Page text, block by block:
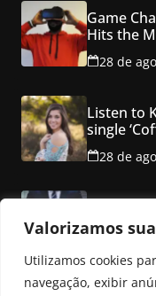
Valorizamos
Utilizamos cookies
navegação, exibir
Game
Hits the
28 de
Listen to
single
28 de
level
28 de